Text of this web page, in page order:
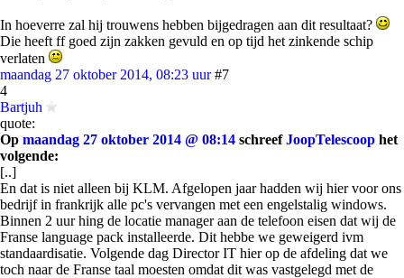
In hoeverre zal hij trouwens hebben bijgedragen aan dit resultaat?
Die heeft ff goed zijn zakken gevuld en op tijd het zinkende schip
verlaten
maandag 27 oktober 2014, 08:23 uur #7
4
Bartjuh
quote:
Op maandag 27 oktober 2014 @ 08:14 schreefJoopTelescoop het
volgende:
[..]
En dat is niet alleen bij KLM. Afgelopen jaar hadden wij hier voor ons
bedrijf in frankrijk alle pc's vervangen met een engelstalig windows.
Binnen 2 uur hing de locatie manager aan de telefoon eisen dat wij de
Franse language pack installeerde. Dit hebbe we geweigerd ivm
standaardisatie. Volgende dag Director IT hier op de afdeling dat we
toch naar de Franse taal moesten omdat dit was vastgelegd met de